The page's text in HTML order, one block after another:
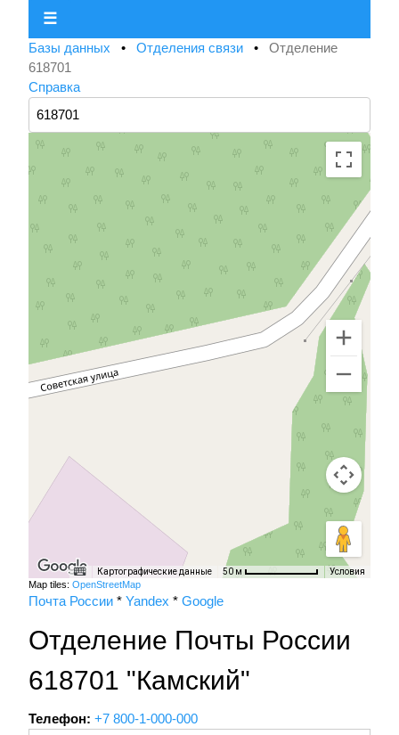
☰
Базы данных • Отделения связи • Отделение
618701
Справка
Картографические данные 50 м Условия
Map tiles: OpenStreetMap
Почта России * Yandex * Google
Отделение Почты России
618701 "Камский"
Телефон: +7 800-1-000-000